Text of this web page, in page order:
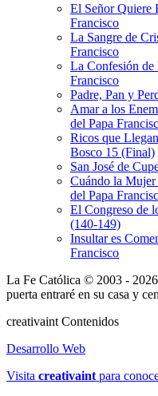
El Señor Quiere
Francisco
La Sangre de
Francisco
La Confesión de
Francisco
Padre, Pan y
Amar a los
del Papa
Ricos que
Bosco 15 (Final)
San José de
Cuándo la
del Papa
El Congreso de
(140-149)
Insultar es
Francisco
La Fe Católica © 2003 -
puerta entraré en su casa y
creativaint Contenidos
Desarrollo Web
Visita creativaint para